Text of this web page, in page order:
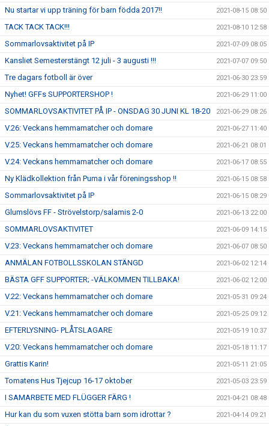
Nu startar vi upp träning för barn födda 2017!! 2021-08-15 08:50
TACK TACK TACK!!! 2021-08-10 12:58
Sommarlovsaktivitet på IP 2021-07-09 08:05
Kansliet Semesterstängt 12 juli - 3 augusti !!! 2021-07-07 09:50
Tre dagars fotboll är över 2021-06-30 23:59
Nyhet! GFFs SUPPORTERSHOP ! 2021-06-29 11:00
SOMMARLOVSAKTIVITET PÅ IP - ONSDAG 30 JUNI KL 18-20 2021-06-29 08:26
V.26: Veckans hemmamatcher och domare 2021-06-27 11:40
V.25: Veckans hemmamatcher och domare 2021-06-21 08:01
V.24: Veckans hemmamatcher och domare 2021-06-17 08:55
Ny Klädkollektion från Puma i vår föreningsshop !! 2021-06-15 08:58
Sommarlovsaktivitet på IP 2021-06-15 08:29
Glumslövs FF - Strövelstorp/salamis 2-0 2021-06-13 22:00
SOMMARLOVSAKTIVITET 2021-06-09 14:15
V.23: Veckans hemmamatcher och domare 2021-06-07 08:50
ANMÄLAN FOTBOLLSSKOLAN STÄNGD 2021-06-02 12:14
BÄSTA GFF SUPPORTER; -VÄLKOMMEN TILLBAKA! 2021-06-02 12:00
V.22: Veckans hemmamatcher och domare 2021-05-31 09:24
V.21: Veckans hemmamatcher och domare 2021-05-25 09:12
EFTERLYSNING- PLÅTSLAGARE 2021-05-19 10:37
V.20: Veckans hemmamatcher och domare 2021-05-18 11:17
Grattis Karin! 2021-05-11 21:05
Tomatens Hus Tjejcup 16-17 oktober 2021-05-03 23:59
I SAMARBETE MED FLÜGGER FÄRG ! 2021-04-21 08:48
Hur kan du som vuxen stötta barn som idrottar ? 2021-04-14 09:21